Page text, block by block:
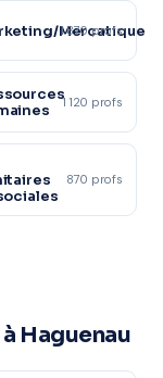
Mercatique
1 870 profs
1 120 profs
870 profs
Haguenau